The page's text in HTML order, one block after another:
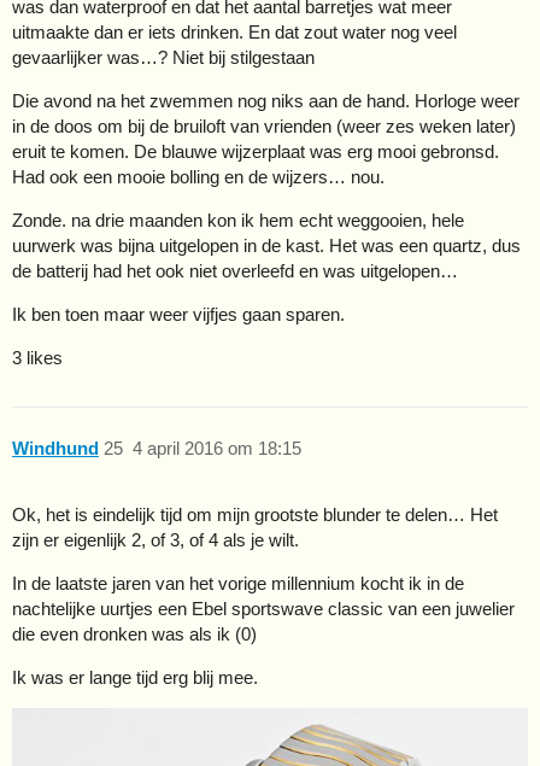
was dan waterproof en dat het aantal barretjes wat meer
uitmaakte dan er iets drinken. En dat zout water nog veel
gevaarlijker was…? Niet bij stilgestaan
Die avond na het zwemmen nog niks aan de hand. Horloge weer
in de doos om bij de bruiloft van vrienden (weer zes weken later)
eruit te komen. De blauwe wijzerplaat was erg mooi gebronsd.
Had ook een mooie bolling en de wijzers… nou.
Zonde. na drie maanden kon ik hem echt weggooien, hele
uurwerk was bijna uitgelopen in de kast. Het was een quartz, dus
de batterij had het ook niet overleefd en was uitgelopen…
Ik ben toen maar weer vijfjes gaan sparen.
3 likes
Windhund 4 april 2016 om 18:15
25
Ok, het is eindelijk tijd om mijn grootste blunder te delen… Het
zijn er eigenlijk 2, of 3, of 4 als je wilt.
In de laatste jaren van het vorige millennium kocht ik in de
nachtelijke uurtjes een Ebel sportswave classic van een juwelier
die even dronken was als ik (0)
Ik was er lange tijd erg blij mee.